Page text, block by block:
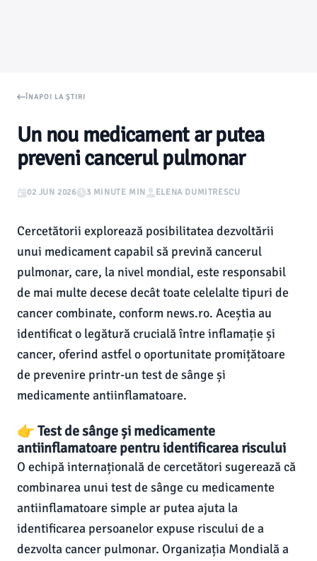
ÎNAPOI LA ȘTIRI
Un nou medicament ar putea
preveni cancerul pulmonar
02 JUN 2026 3 MINUTE MIN ELENA DUMITRESCU
Cercetătorii explorează posibilitatea dezvoltării
unui medicament capabil să prevină cancerul
pulmonar, care, la nivel mondial, este responsabil
de mai multe decese decât toate celelalte tipuri de
cancer combinate, conform news.ro. Aceștia au
identificat o legătură crucială între inflamație și
cancer, oferind astfel o oportunitate promițătoare
de prevenire printr-un test de sânge și
medicamente antiinflamatoare.
👉 Test de sânge și medicamente
antiinflamatoare pentru identificarea riscului
O echipă internațională de cercetători sugerează că
combinarea unui test de sânge cu medicamente
antiinflamatoare simple ar putea ajuta la
identificarea persoanelor expuse riscului de a
dezvolta cancer pulmonar. Organizația Mondială a